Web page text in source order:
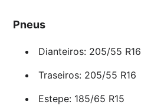
Pneus
Dianteiros: 205/55 R16
Traseiros: 205/55 R16
Estepe: 185/65 R15